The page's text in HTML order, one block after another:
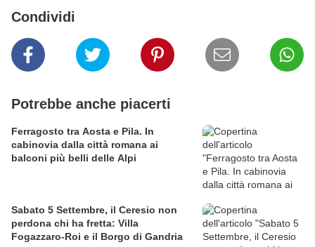
Condividi
Potrebbe anche piacerti
Ferragosto tra Aosta e Pila. In
cabinovia dalla città romana ai
balconi più belli delle Alpi
Sabato 5 Settembre, il Ceresio non
perdona chi ha fretta: Villa
Fogazzaro-Roi e il Borgo di Gandria